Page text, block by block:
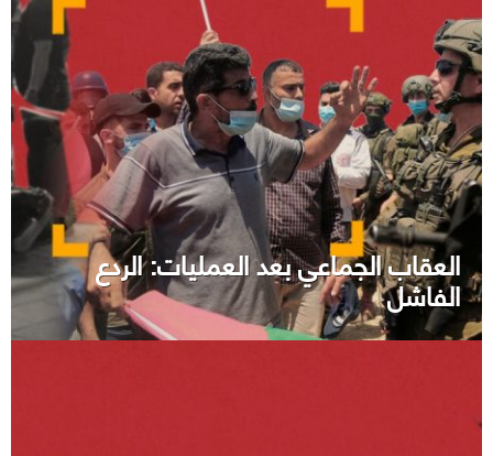
العقاب الجماعي بعد العمليات: الردع
الفاشل